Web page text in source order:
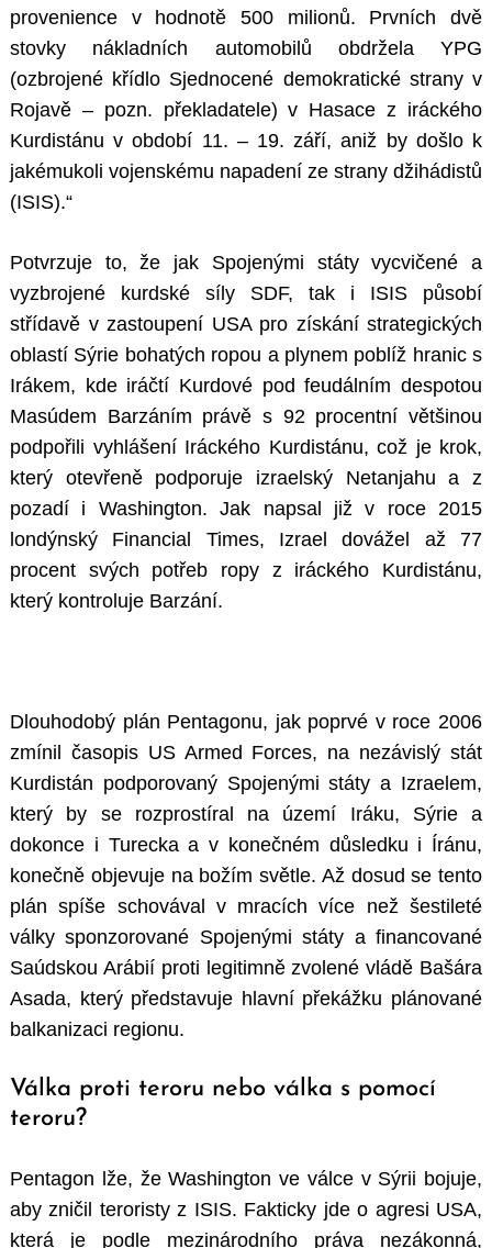
provenience v hodnotě 500 milionů. Prvních dvě
stovky nákladních automobilů obdržela YPG
(ozbrojené křídlo Sjednocené demokratické strany v
Rojavě – pozn. překladatele) v Hasace z iráckého
Kurdistánu v období 11. – 19. září, aniž by došlo k
jakémukoli vojenskému napadení ze strany džihádistů
(ISIS).“
Potvrzuje to, že jak Spojenými státy vycvičené a
vyzbrojené kurdské síly SDF, tak i ISIS působí
střídavě v zastoupení USA pro získání strategických
oblastí Sýrie bohatých ropou a plynem poblíž hranic s
Irákem, kde iráčtí Kurdové pod feudálním despotou
Masúdem Barzáním právě s 92 procentní většinou
podpořili vyhlášení Iráckého Kurdistánu, což je krok,
který otevřeně podporuje izraelský Netanjahu a z
pozadí i Washington. Jak napsal již v roce 2015
londýnský Financial Times, Izrael dovážel až 77
procent svých potřeb ropy z iráckého Kurdistánu,
který kontroluje Barzání.
Dlouhodobý plán Pentagonu, jak poprvé v roce 2006
zmínil časopis US Armed Forces, na nezávislý stát
Kurdistán podporovaný Spojenými státy a Izraelem,
který by se rozprostíral na území Iráku, Sýrie a
dokonce i Turecka a v konečném důsledku i Íránu,
konečně objevuje na božím světle. Až dosud se tento
plán spíše schovával v mracích více než šestileté
války sponzorované Spojenými státy a financované
Saúdskou Arábií proti legitimně zvolené vládě Bašára
Asada, který představuje hlavní překážku plánované
balkanizaci regionu.
Válka proti teroru nebo válka s pomocí
teroru?
Pentagon lže, že Washington ve válce v Sýrii bojuje,
aby zničil teroristy z ISIS. Fakticky jde o agresi USA,
která je podle mezinárodního práva nezákonná,